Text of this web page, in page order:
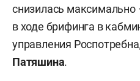
снизилась максимально
в ходе брифинга в
управления
Патяшина.